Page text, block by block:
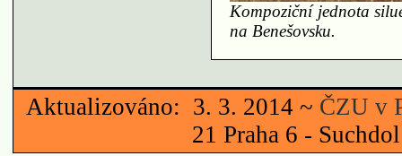
Kompoziční jednota
na Benešovsku.
Aktualizováno: 3. 3. 2014 ~ ČZU v
21 Praha 6 -